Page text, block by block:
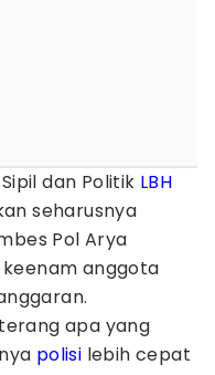
dan Politik LBH
seharusnya
Pol Arya
anggota
apa yang
polisi lebih cepat